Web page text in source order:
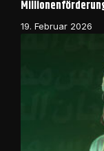
19. Februar 2026